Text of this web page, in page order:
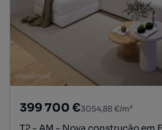
399 700 €3054,88 €/m²